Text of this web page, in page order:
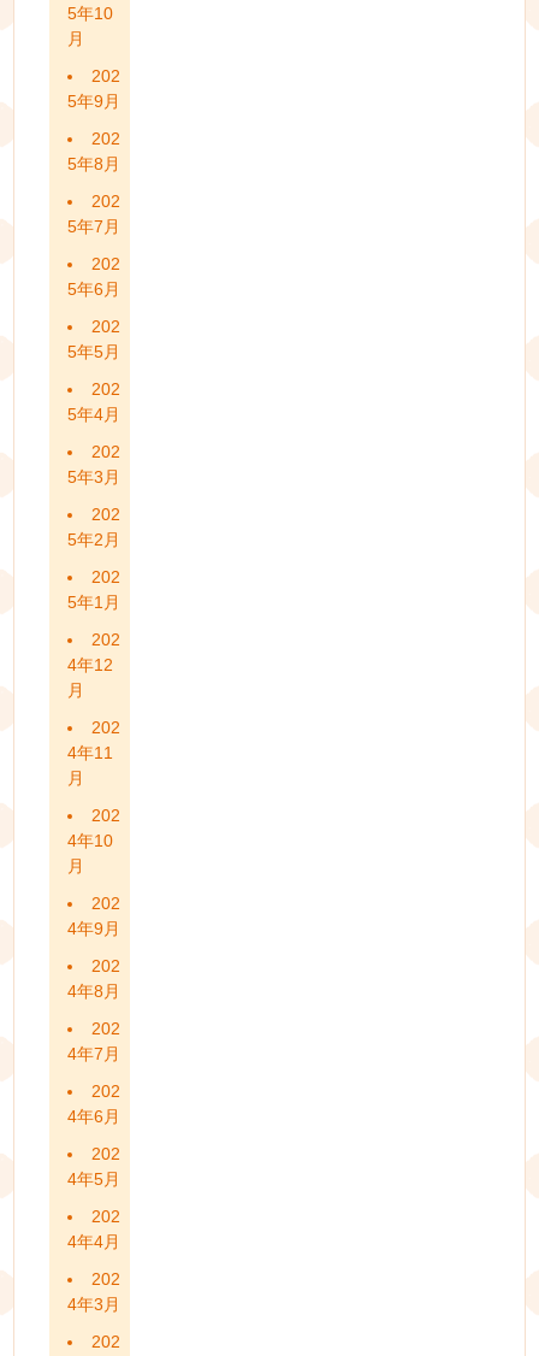
5年10
月
202
5年9月
202
5年8月
202
5年7月
202
5年6月
202
5年5月
202
5年4月
202
5年3月
202
5年2月
202
5年1月
202
4年12
月
202
4年11
月
202
4年10
月
202
4年9月
202
4年8月
202
4年7月
202
4年6月
202
4年5月
202
4年4月
202
4年3月
202